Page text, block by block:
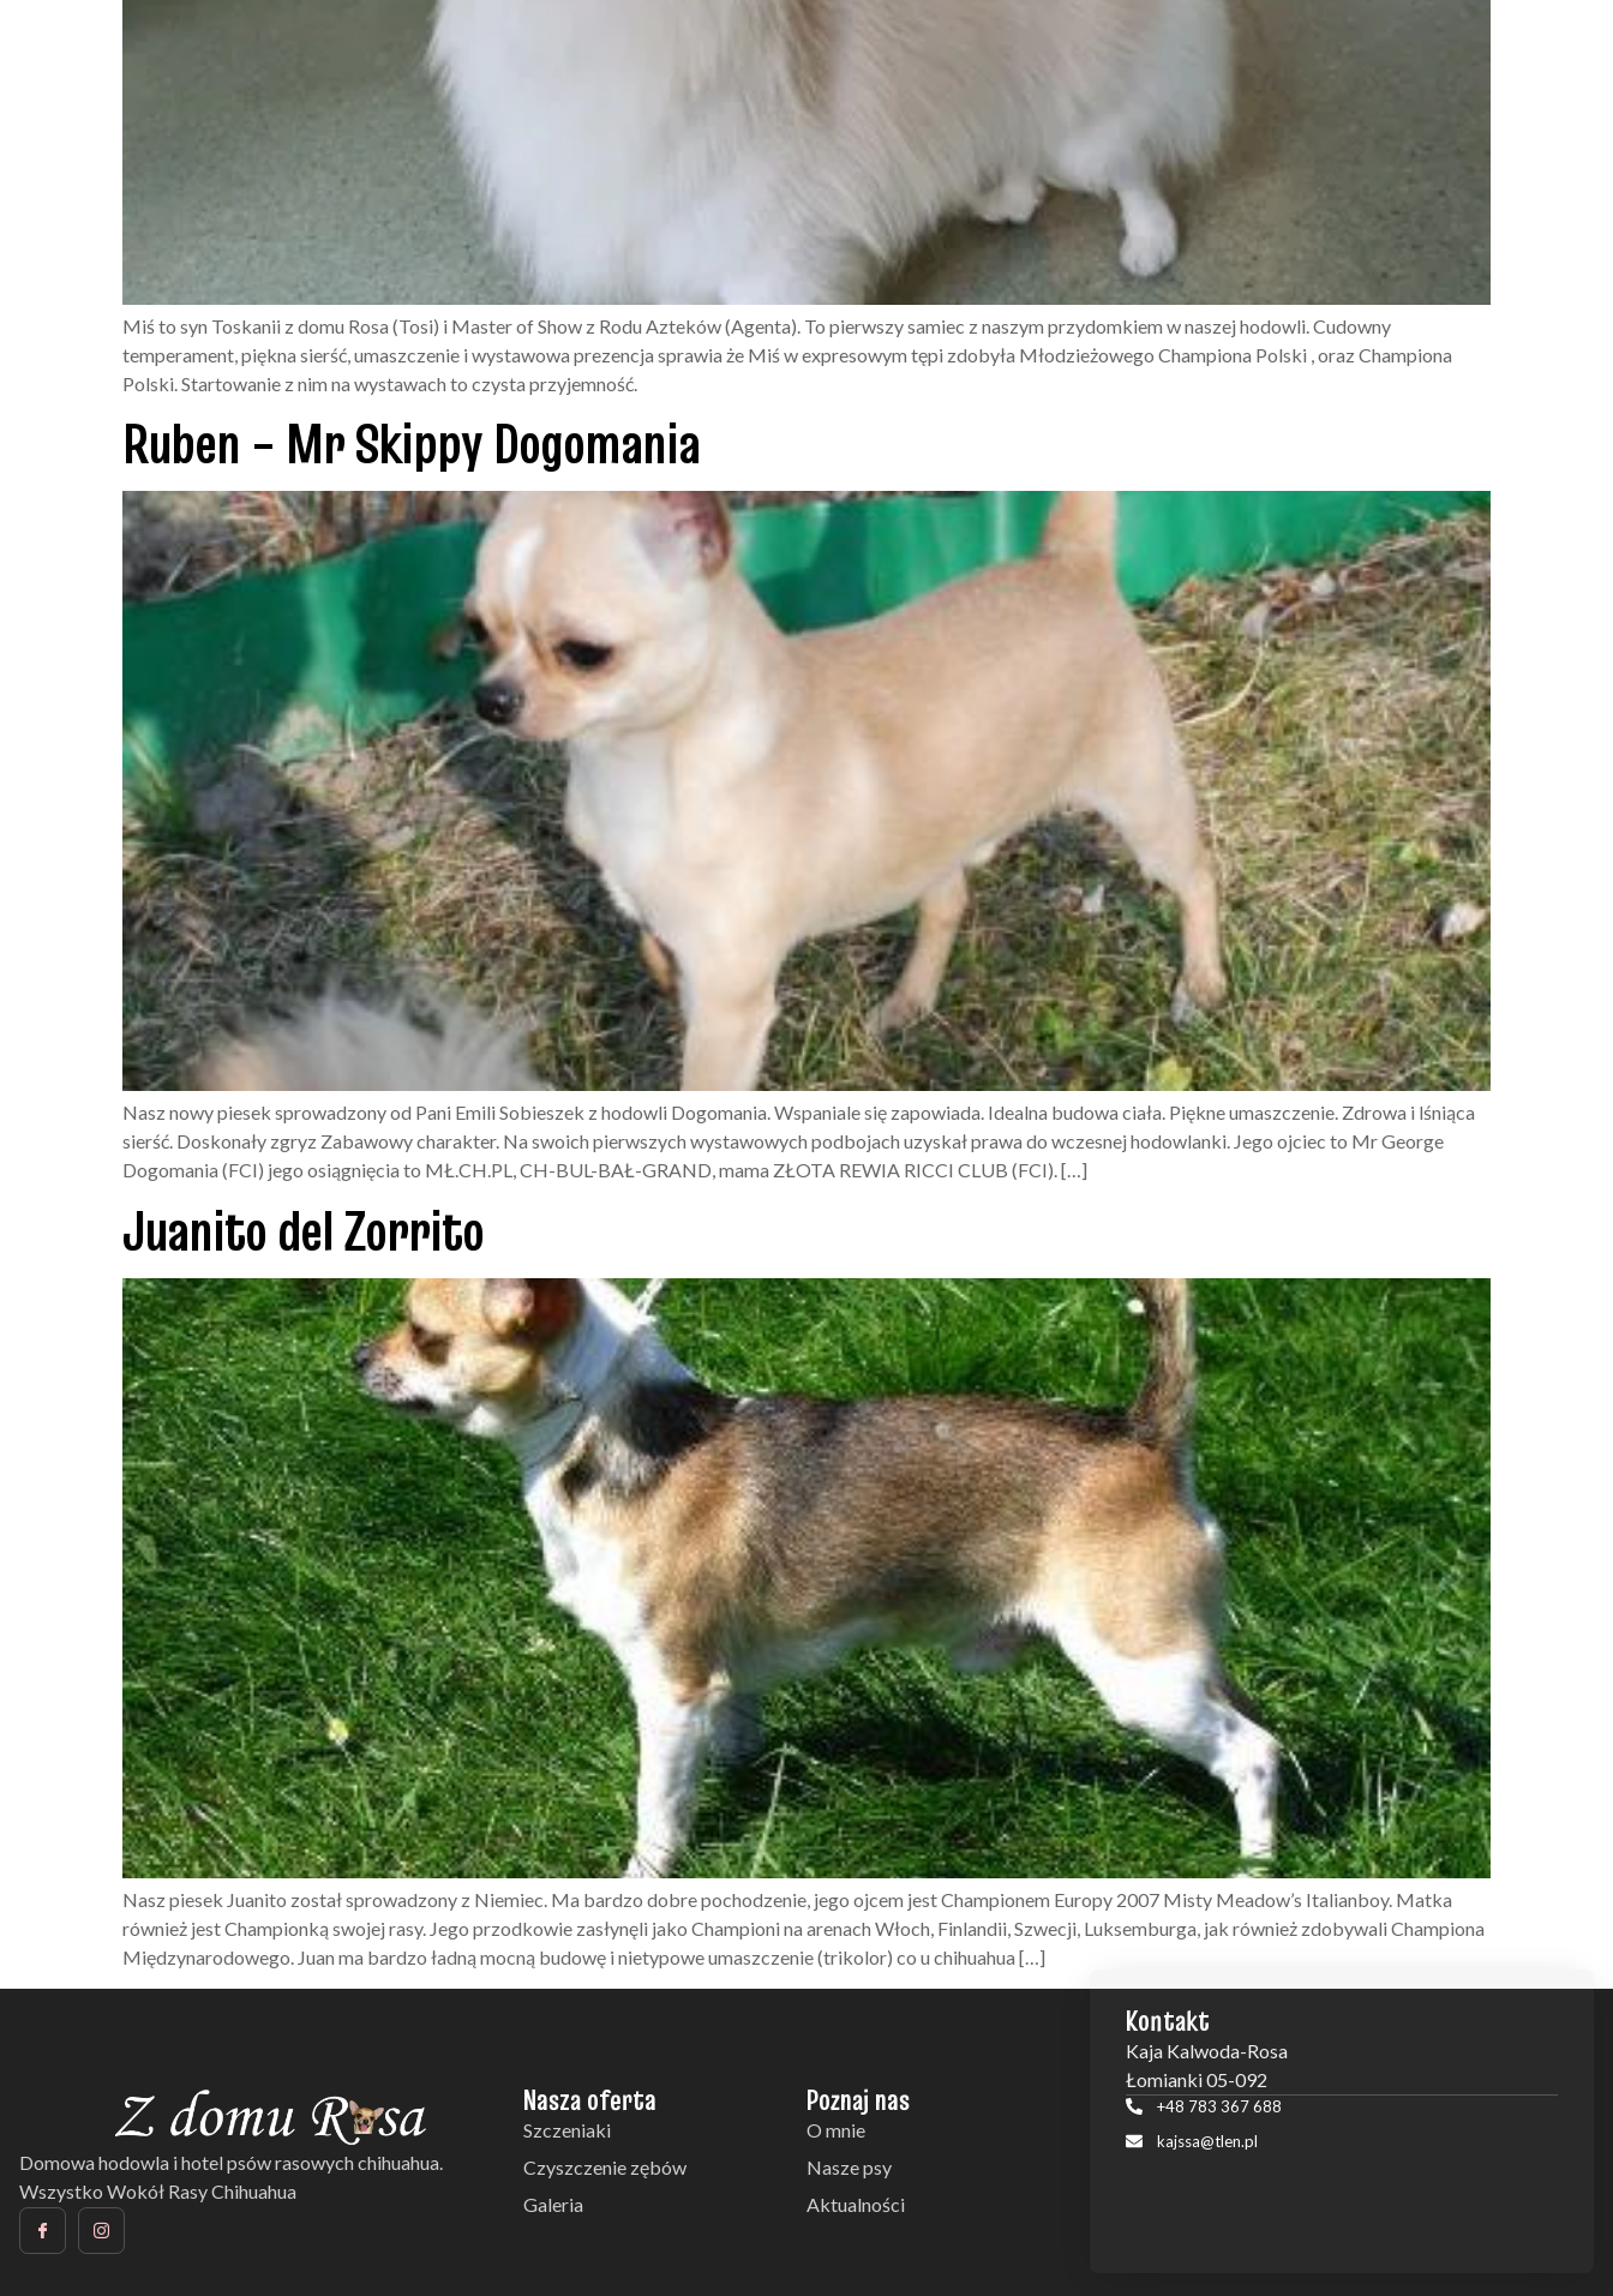
Miś to syn Toskanii z domu Rosa (Tosi) i Master of Show z Rodu Azteków (Agenta). To pierwszy samiec z naszym przydomkiem w naszej hodowli. Cudowny
temperament, piękna sierść, umaszczenie i wystawowa prezencja sprawia że Miś w expresowym tępi zdobyła Młodzieżowego Championa Polski , oraz Championa
Polski. Startowanie z nim na wystawach to czysta przyjemność.
Ruben – Mr Skippy Dogomania
Nasz nowy piesek sprowadzony od Pani Emili Sobieszek z hodowli Dogomania. Wspaniale się zapowiada. Idealna budowa ciała. Piękne umaszczenie. Zdrowa i lśniąca
sierść. Doskonały zgryz Zabawowy charakter. Na swoich pierwszych wystawowych podbojach uzyskał prawa do wczesnej hodowlanki. Jego ojciec to Mr George
Dogomania (FCI) jego osiągnięcia to MŁ.CH.PL, CH-BUL-BAŁ-GRAND, mama ZŁOTA REWIA RICCI CLUB (FCI). […]
Juanito del Zorrito
Nasz piesek Juanito został sprowadzony z Niemiec. Ma bardzo dobre pochodzenie, jego ojcem jest Championem Europy 2007 Misty Meadow’s Italianboy. Matka
również jest Championką swojej rasy. Jego przodkowie zasłynęli jako Championi na arenach Włoch, Finlandii, Szwecji, Luksemburga, jak również zdobywali Championa
Międzynarodowego. Juan ma bardzo ładną mocną budowę i nietypowe umaszczenie (trikolor) co u chihuahua […]
Domowa hodowla i hotel psów rasowych chihuahua.
Wszystko Wokół Rasy Chihuahua
Nasza oferta
Szczeniaki
Czyszczenie zębów
Galeria
Poznaj nas
O mnie
Nasze psy
Aktualności
Kontakt
Kaja Kalwoda-Rosa
Łomianki 05-092
+48 783 367 688
kajssa@tlen.pl